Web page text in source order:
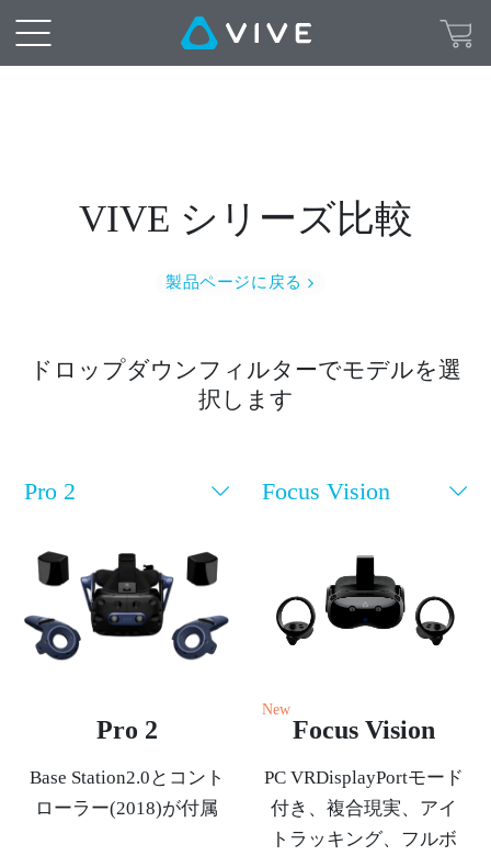
VIVE
Pro
Focus
Flow、
Cosmos
Elite
な
ど
機
能
VIVE シリーズ比較
製品ページに戻る
ドロップダウンフィルターでモデルを選
択します
Pro 2 Focus Vision
Pro 2
Base Station2.0とコント
ローラー(2018)が付属
New
Focus Vision
PC VRDisplayPortモード
付き、複合現実、アイ
トラッキング、フルボ